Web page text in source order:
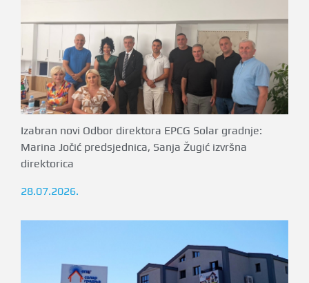
Izabran novi Odbor direktora EPCG Solar gradnje:
Marina Jočić predsjednica, Sanja Žugić izvršna
direktorica
28.07.2026.